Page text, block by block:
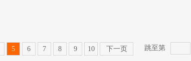
5 6 7 8 9 10 下一页 跳至第